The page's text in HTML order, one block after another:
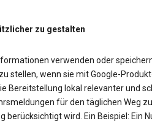
zu gestalten
verwenden oder
stellen, wenn sie mit Google-
Bereitstellung lokal relevanter und
für den täglichen Weg
berücksichtigt wird. Ein Beispiel: Ein